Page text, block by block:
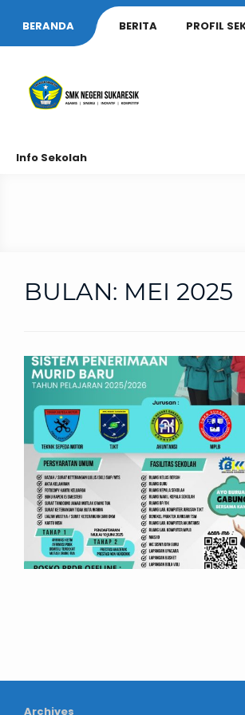
BERANDA BERITA PROFIL
Info Sekolah
BULAN: MEI 2025
Archives